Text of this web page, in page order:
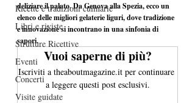
Ricette e tradizioni culinarie
Libri e riviste
Strutture Ricettive
Eventi
Concerti
Visite guidate
deliziare il palato. Da Genova alla Spezia, ecco un
elenco delle migliori gelaterie liguri, dove tradizione
e innovazione si incontrano in una sinfonia di
sapori.
Vuoi saperne di più?
Iscriviti a theaboutmagazine.it per continuare
a leggere questi post esclusivi.